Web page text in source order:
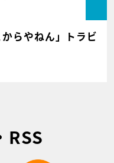
らやねん」トラビ
RSS